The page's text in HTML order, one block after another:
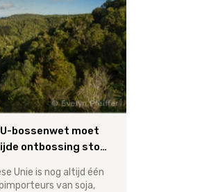
Evelyn Pfeiffer
bossenwet moet
wereldwijde ontbossing stoppen
Unie is nog altijd één
van soja,